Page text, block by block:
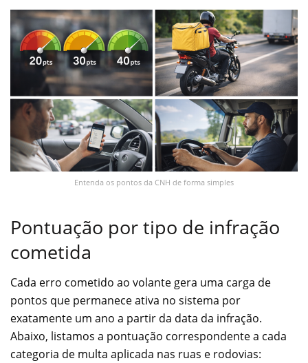
Entenda os pontos da CNH de forma simples
Pontuação por tipo de infração
cometida
Cada erro cometido ao volante gera uma carga de
pontos que permanece ativa no sistema por
exatamente um ano a partir da data da infração.
Abaixo, listamos a pontuação correspondente a cada
categoria de multa aplicada nas ruas e rodovias: